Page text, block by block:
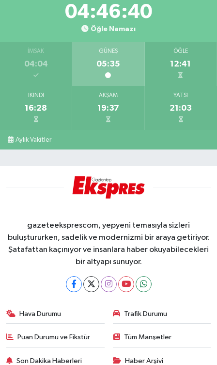
04:46:40
Öğle Namazı
İMSAK
04:04
GÜNEŞ
05:35
ÖĞLE
12:41
İKINDI
16:28
AKŞAM
19:37
YATSI
21:03
Aylık Vakitler
gazeteeksprescom, yepyeni temasıyla sizleri
buluştururken, sadelik ve modernizmi bir araya getiriyor.
Şatafattan kaçınıyor ve insanlara haber okuyabilecekleri
bir altyapı sunuyor.
Hava Durumu Trafik Durumu
Puan Durumu ve Fikstür Tüm Manşetler
Son Dakika Haberleri Haber Arşivi